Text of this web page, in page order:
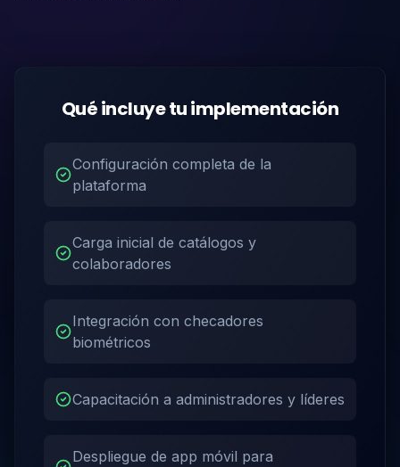
Qué incluye tu implementación
Configuración completa de la
plataforma
Carga inicial de catálogos y
colaboradores
Integración con checadores
biométricos
Capacitación a administradores y líderes
Despliegue de app móvil para